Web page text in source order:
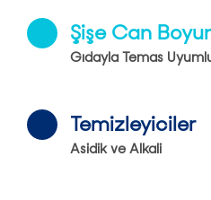
Şişe Can
Gıdayla Temas
Temizleyiciler
Asidik ve Alkali